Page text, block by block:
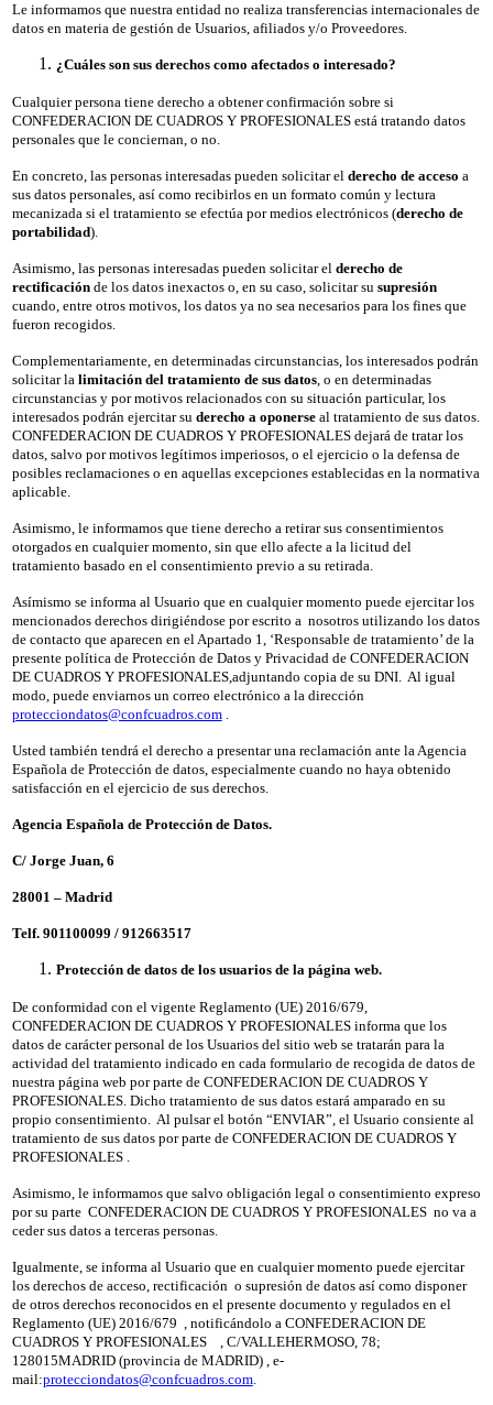
Le informamos que nuestra entidad no realiza transferencias internacionales de
datos en materia de gestión de Usuarios, afiliados y/o Proveedores.
¿Cuáles son sus derechos como afectados o interesado?
Cualquier persona tiene derecho a obtener confirmación sobre si
CONFEDERACION DE CUADROS Y PROFESIONALES está tratando datos
personales que le conciernan, o no.
En concreto, las personas interesadas pueden solicitar el derecho de acceso a
sus datos personales, así como recibirlos en un formato común y lectura
mecanizada si el tratamiento se efectúa por medios electrónicos (derecho de
portabilidad).
Asimismo, las personas interesadas pueden solicitar el derecho de
rectificaciónde los datos inexactos o, en su caso, solicitar su supresión
cuando, entre otros motivos, los datos ya no sea necesarios para los fines que
fueron recogidos.
Complementariamente, en determinadas circunstancias, los interesados podrán
solicitar la limitación del tratamiento de sus datos, o en determinadas
circunstancias y por motivos relacionados con su situación particular, los
interesados podrán ejercitar su derecho a oponerseal tratamiento de sus datos.
CONFEDERACION DE CUADROS Y PROFESIONALES dejará de tratar los
datos, salvo por motivos legítimos imperiosos, o el ejercicio o la defensa de
posibles reclamaciones o en aquellas excepciones establecidas en la normativa
aplicable.
Asimismo, le informamos que tiene derecho a retirar sus consentimientos
otorgados en cualquier momento, sin que ello afecte a la licitud del
tratamiento basado en el consentimiento previo a su retirada.
Asímismo se informa al Usuario que en cualquier momento puede ejercitar los
mencionados derechos dirigiéndose por escrito a nosotros utilizando los datos
de contacto que aparecen en el Apartado 1, ‘Responsable de tratamiento’ de la
presente política de Protección de Datos y Privacidad de CONFEDERACION
DE CUADROS Y PROFESIONALES,adjuntando copia de su DNI. Al igual
modo, puede enviarnos un correo electrónico a la dirección
protecciondatos@confcuadros.com.
Usted también tendrá el derecho a presentar una reclamación ante la Agencia
Española de Protección de datos, especialmente cuando no haya obtenido
satisfacción en el ejercicio de sus derechos.
Agencia Española de Protección de Datos.
C/ Jorge Juan, 6
28001 – Madrid
Telf. 901100099 / 912663517
Protección de datos de los usuarios de la página web.
De conformidad con el vigente Reglamento (UE) 2016/679,
CONFEDERACION DE CUADROS Y PROFESIONALES informa que los
datos de carácter personal de los Usuarios del sitio web se tratarán para la
actividad del tratamiento indicado en cada formulario de recogida de datos de
nuestra página web por parte de CONFEDERACION DE CUADROS Y
PROFESIONALES. Dicho tratamiento de sus datos estará amparado en su
propio consentimiento. Al pulsar el botón “ENVIAR”, el Usuario consiente al
tratamiento de sus datos por parte de CONFEDERACION DE CUADROS Y
PROFESIONALES .
Asimismo, le informamos que salvo obligación legal o consentimiento expreso
por su parte CONFEDERACION DE CUADROS Y PROFESIONALES no va a
ceder sus datos a terceras personas.
Igualmente, se informa al Usuario que en cualquier momento puede ejercitar
los derechos de acceso, rectificación o supresión de datos así como disponer
de otros derechos reconocidos en el presente documento y regulados en el
Reglamento (UE) 2016/679 , notificándolo a CONFEDERACION DE
CUADROS Y PROFESIONALES , C/VALLEHERMOSO, 78;
128015MADRID (provincia de MADRID) , e-
mail:protecciondatos@confcuadros.com.